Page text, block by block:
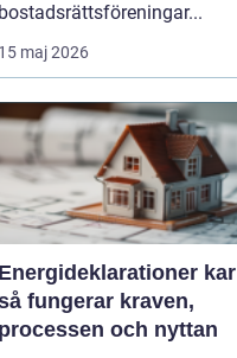
bostadsrättsföreningar...
15 maj 2026
Energideklarationer
fungerar kraven,
processen och nyttan